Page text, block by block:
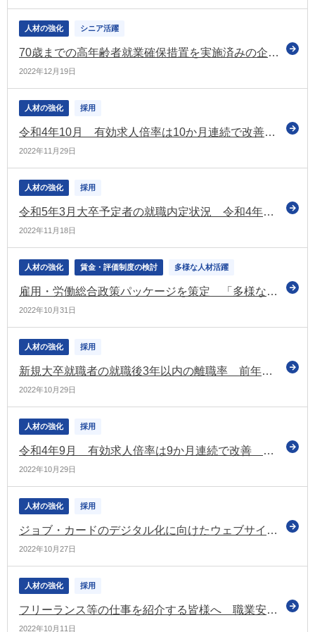
人材の強化 シニア活躍
70歳までの高年齢者就業確保措置を実施済みの企業が増加 27.9％の企業が実施（厚労省の調査）
2022年12月19日
人材の強化 採用
令和4年10月 有効求人倍率は10か月連続で改善 完全失業率は横ばい
2022年11月29日
人材の強化 採用
令和5年3月大卒予定者の就職内定状況 令和4年10月現在で74.1％ 2年連続で前年同期を上回る
2022年11月18日
人材の強化 賃金・評価制度の検討 多様な人材活躍
雇用・労働総合政策パッケージを策定 「多様な働き方」と「賃金上昇」の実現を目指す（厚労省）
2022年10月31日
人材の強化 採用
新規大卒就職者の就職後3年以内の離職率 前年度から微増し31.5％（平成31年3月卒業者について厚労省が状況を取りまとめ）
2022年10月29日
人材の強化 採用
令和4年9月 有効求人倍率は9か月連続で改善 完全失業率は4か月ぶりに悪化
2022年10月29日
人材の強化 採用
ジョブ・カードのデジタル化に向けたウェブサイト「マイジョブ・カード」を公開（厚労省）
2022年10月27日
人材の強化 採用
フリーランス等の仕事を紹介する皆様へ 職業安定法のポイントを紹介（厚労省）
2022年10月11日